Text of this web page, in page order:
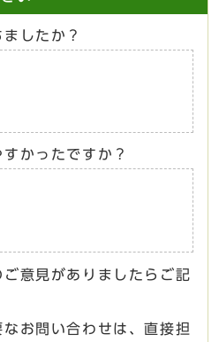
したか？
かったですか？
意見がありましたらご記
なお問い合わせは、直接担